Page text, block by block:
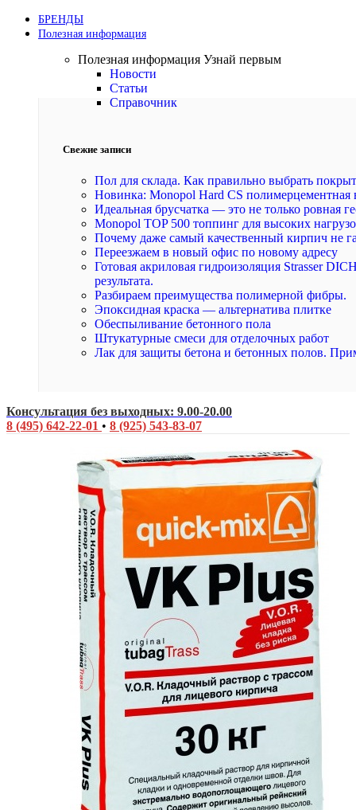
БРЕНДЫ
Полезная информация
Полезная информация Узнай первым
Новости
Статьи
Справочник
Свежие записи
Пол для склада. Как правильно выбрать
Новинка: Monopol Hard CS полимерцементная
Идеальная брусчатка — это не только ровная
Monopol TOP 500 топпинг для высоких
Почему даже самый качественный кирпич не
Переезжаем в новый офис по новому адресу
Готовая акриловая гидроизоляция Strasser
результата.
Разбираем преимущества полимерной фибры.
Эпоксидная краска — альтернатива плитке
Обеспыливание бетонного пола
Штукатурные смеси для отделочных работ
Лак для защиты бетона и бетонных полов.
Консультация без выходных: 9.00-20.00
8 (495) 642-22-01 • 8 (925) 543-83-07